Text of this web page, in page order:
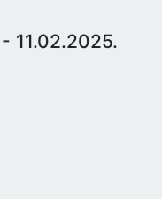
11.02.2025.